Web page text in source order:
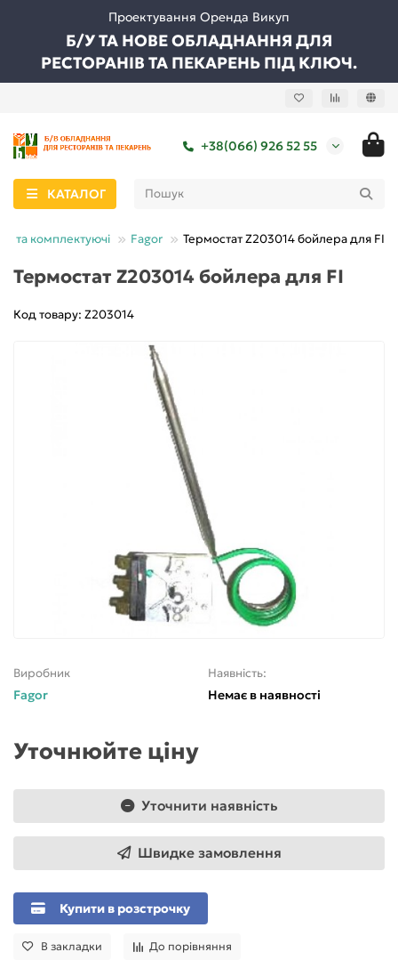
Проектування Оренда Викуп
Б/У ТА НОВЕ ОБЛАДНАННЯ ДЛЯ
РЕСТОРАНІВ ТА ПЕКАРЕНЬ ПІД КЛЮЧ.
+38(066) 926 52 55
КАТАЛОГ
та комплектуючі Fagor Термостат Z203014 бойлера для FI
Термостат Z203014 бойлера для FI
Код товару: Z203014
Виробник
Fagor
Наявність:
Немає в наявності
Уточнюйте ціну
Уточнити наявність
Швидке замовлення
Купити в розстрочку
В закладки До порівняння